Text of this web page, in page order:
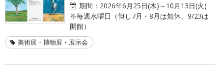
期間： 2026年6月25日(木)～10月13日(火)
※毎週水曜日（但し7月・8月は無休、9/23は
開館）
美術展・博物展・展示会